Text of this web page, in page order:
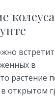
в
растение
открытом